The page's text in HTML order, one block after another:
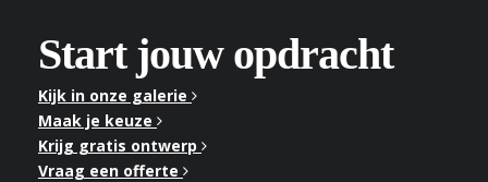
Start jouw opdracht
Kijk in onze galerie
Maak je keuze
Krijg gratis ontwerp
Vraag een offerte